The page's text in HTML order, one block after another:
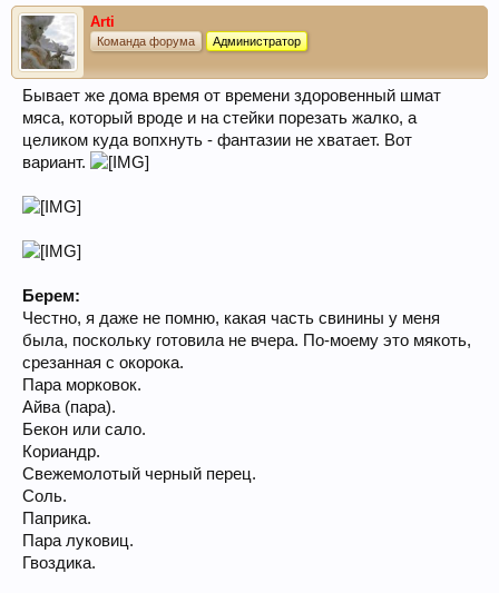
Arti
Команда форума Администратор
Бывает же дома время от времени здоровенный шмат
мяса, который вроде и на стейки порезать жалко, а
целиком куда вопхнуть - фантазии не хватает. Вот
вариант.
Берем:
Честно, я даже не помню, какая часть свинины у меня
была, поскольку готовила не вчера. По-моему это мякоть,
срезанная с окорока.
Пара морковок.
Айва (пара).
Бекон или сало.
Кориандр.
Свежемолотый черный перец.
Соль.
Паприка.
Пара луковиц.
Гвоздика.